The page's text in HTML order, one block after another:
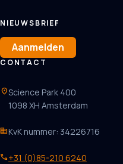
NIEUWSBRIEF
Aanmelden
CONTACT
location_onScience Park 400
1098 XH Amsterdam
businessKvK nummer: 34226716
phone+31 (0)85-210 6240